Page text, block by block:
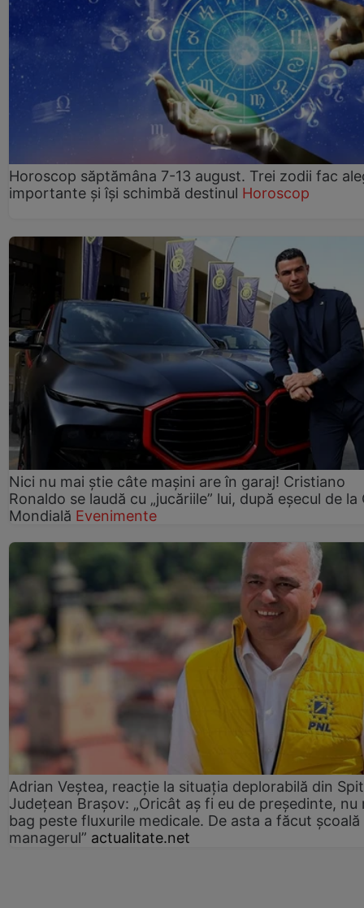
Horoscop săptămâna 7-13 august. Trei zodii fac
importante și își schimbă destinul Horoscop
Nici nu mai știe câte mașini are în garaj! Cristiano
Ronaldo se laudă cu „jucăriile” lui, după eșecul de la
Mondială Evenimente
Adrian Veștea, reacție la situația deplorabilă din
Județean Brașov: „Oricât aș fi eu de președinte, nu
bag peste fluxurile medicale. De asta a făcut școală
managerul” actualitate.net